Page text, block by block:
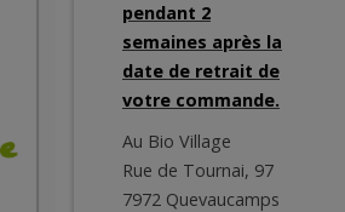
pendant 2
semaines après la
date de retrait de
votre commande.
Au Bio Village
Rue de Tournai, 97
7972 Quevaucamps